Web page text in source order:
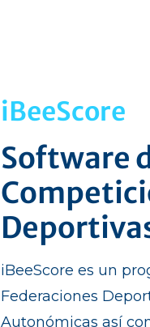
iBeeScore
Software
iBeeScore es un
Federaciones
Autonómicas así